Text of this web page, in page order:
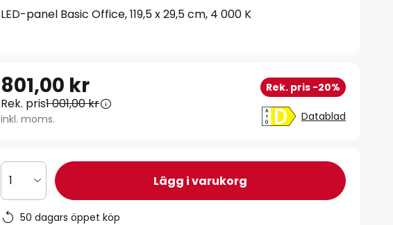
LED-panel Basic Office, 119,5 x 29,5 cm, 4 000 K
801,00 kr Rek. pris -20%
Rek. pris1 001,00 kr
inkl. moms. Datablad
1 Lägg i varukorg
50 dagars öppet köp